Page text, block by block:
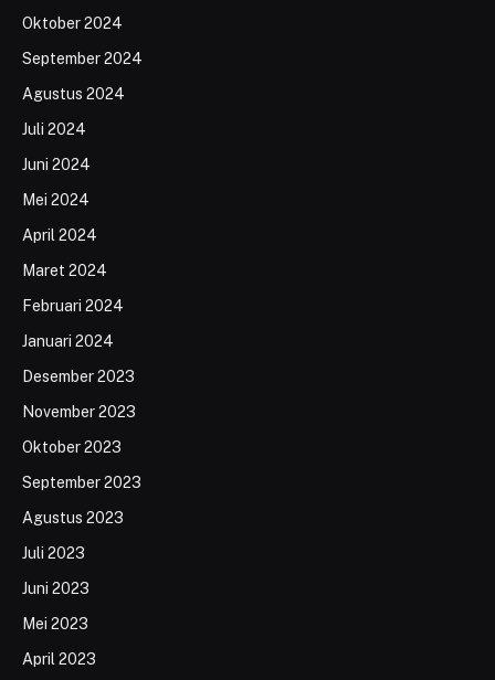
Oktober 2024
September 2024
Agustus 2024
Juli 2024
Juni 2024
Mei 2024
April 2024
Maret 2024
Februari 2024
Januari 2024
Desember 2023
November 2023
Oktober 2023
September 2023
Agustus 2023
Juli 2023
Juni 2023
Mei 2023
April 2023